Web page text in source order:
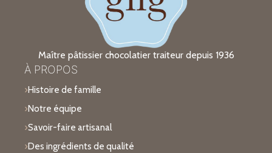
Maître pâtissier chocolatier traiteur depuis 1936
À PROPOS
Histoire de famille
Notre équipe
Savoir-faire artisanal
Des ingrédients de qualité